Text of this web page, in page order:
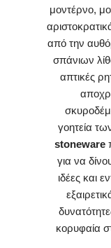
μοντέρνο,
από την
σπάνιων
απτικές
γοητεία
stoneware
για να
ιδέες και
κορυφαία